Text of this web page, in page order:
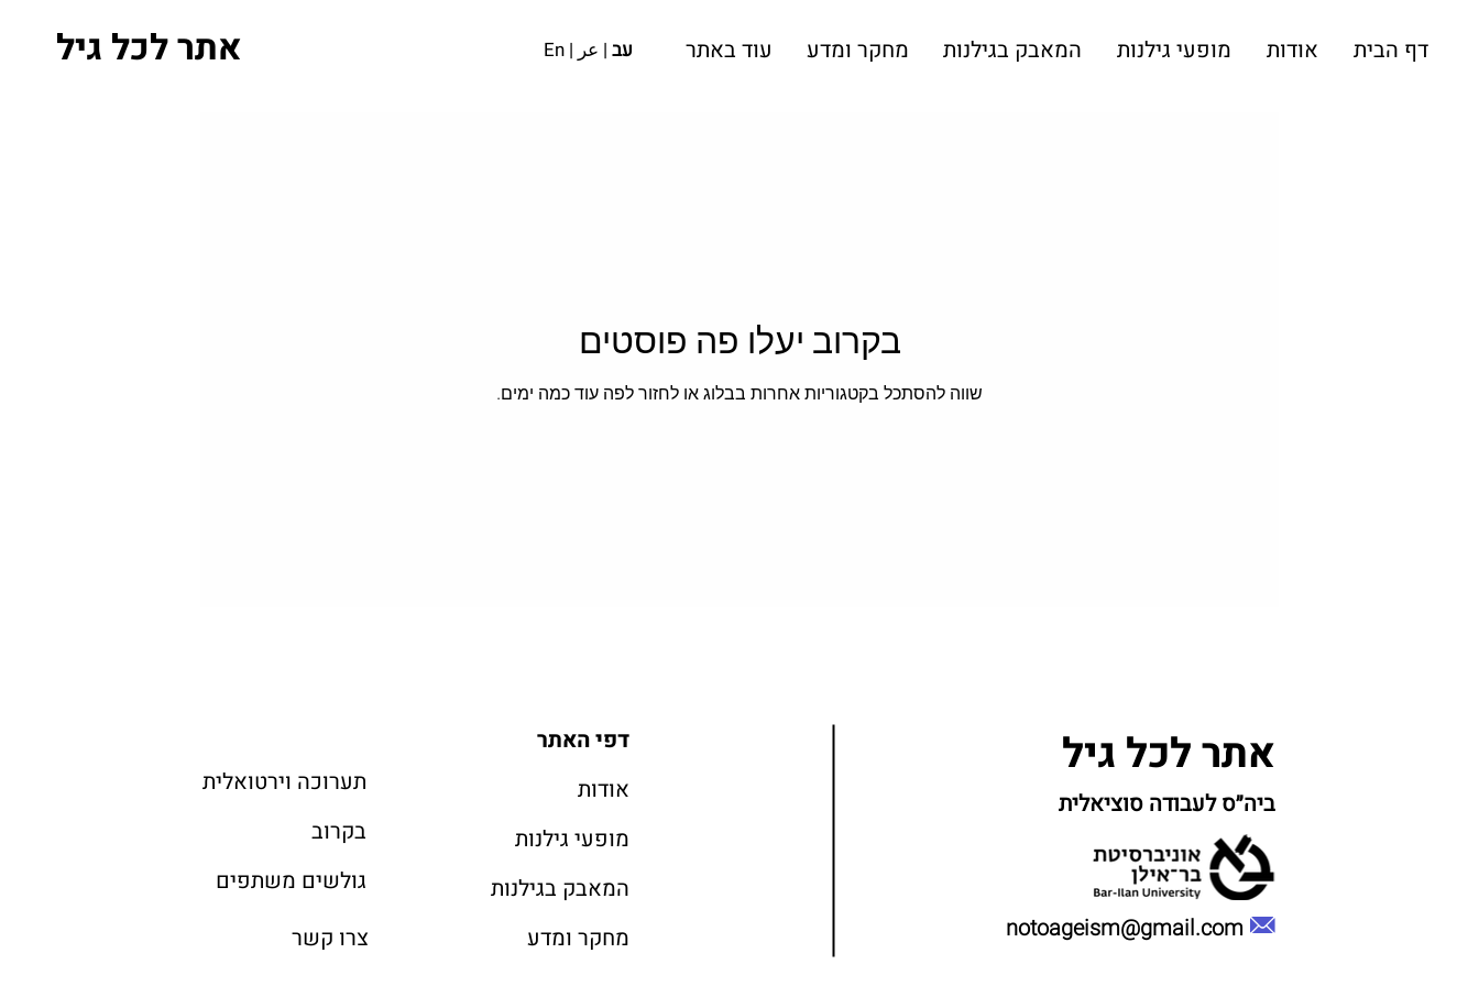
אתר לכל גיל En | עב | عر דף הבית אודות מופעי גילנות המאבק בגילנות מחקר ומדע עוד באתר
בקרוב יעלו פה פוסטים
שווה להסתכל בקטגוריות אחרות בבלוג או לחזור לפה עוד כמה ימים.
תערוכה וירטואלית
בקרוב
גולשים משתפים
צרו קשר
דפי האתר
אודות
מופעי גילנות
המאבק בגילנות
מחקר ומדע
אתר לכל גיל
ביה״ס לעבודה סוציאלית
notoageism@gmail.com